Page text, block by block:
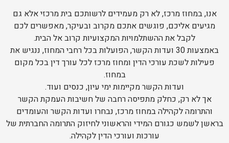
אנו, במחוז מרכז, לא רק מעמידים לרשותכם בית מרכזי אלא גם
מגיעים אליכם, פוגשים אתכם מקרוב ובעיקר, מאפשרים לכם
לקבל את ההשתלמויות המקצועיות קרוב אל הבית.
באמצעות 30 ועדות הקשר, הפועלות בכל רחבי המחוז, ננגיש את
פעילות לשכת עורכי הדין ומחוז מרכז לכל עורך דין בכל מקום
במחוז.
ועדות הקשר מקיימות ימי עיון, כנסים ועוד.
אך לא רק, כחלק מתפיסה רחבה של חשיבות העמקת הקשר
והתרומה לקהילה במחוז מרכז, נבחרו ועדות הקשר והעומדים
בראשן לשמש כגורם המידי והראשוני לחיזוק התרומה החברתית של
עורכות ועורכי הדין לקהילה.